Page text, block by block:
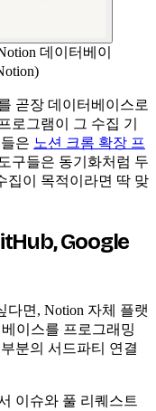
데이터베이
곧장 데이터베이스로
로그램이 그 수집 기
은 노션 크롬 확장 프
구들은 동기화처럼 두
집이 목적이라면 딱 맞
Google
다면, Notion 자체 플랫
이스를 프로그래밍
분의 서드파티 연결
이슈와 풀 리퀘스트